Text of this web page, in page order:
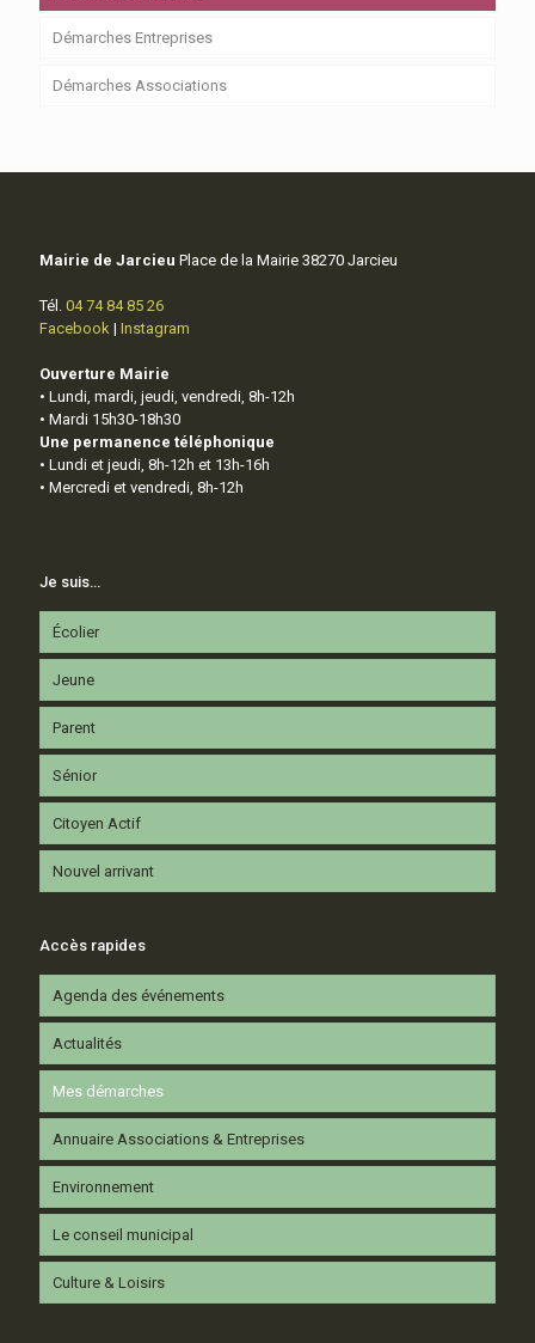
Démarches Entreprises
Démarches Associations
Mairie de Jarcieu Place de la Mairie 38270 Jarcieu
Tél. 04 74 84 85 26
Facebook | Instagram
Ouverture Mairie
• Lundi, mardi, jeudi, vendredi, 8h-12h
• Mardi 15h30-18h30
Une permanence téléphonique
• Lundi et jeudi, 8h-12h et 13h-16h
• Mercredi et vendredi, 8h-12h
Je suis…
Écolier
Jeune
Parent
Sénior
Citoyen Actif
Nouvel arrivant
Accès rapides
Agenda des événements
Actualités
Mes démarches
Annuaire Associations & Entreprises
Environnement
Le conseil municipal
Culture & Loisirs